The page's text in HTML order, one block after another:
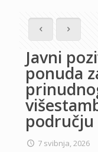
Javni
ponuda
području
7 svibnja, 2026